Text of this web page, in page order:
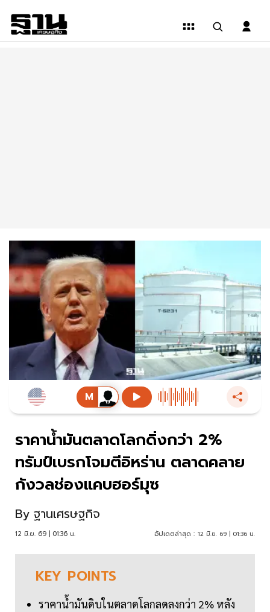
ราคาน้ำมันตลาดโลกดิ่งกว่า 2%
ทรัมป์เบรกโจมตีอิหร่าน ตลาดคลาย
กังวลช่องแคบฮอร์มุซ
By ฐานเศรษฐกิจ
12 มิ.ย. 69 | 01:36 น. อัปเดตล่าสุด : 12 มิ.ย. 69 | 01:36 น.
KEY POINTS
ราคาน้ำมันดิบในตลาดโลกลดลงกว่า 2% หลัง